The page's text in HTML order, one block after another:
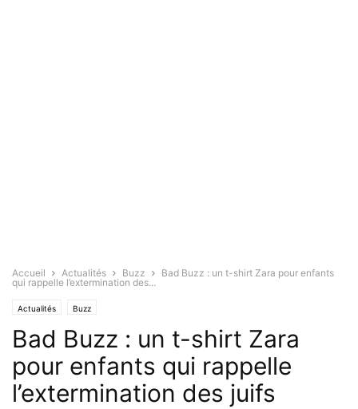
Accueil Actualités Buzz
Bad Buzz : un t-shirt Zara pour enfants
qui rappelle l’extermination des...
Actualités Buzz
Bad Buzz : un t-shirt Zara
pour enfants qui rappelle
l’extermination des juifs